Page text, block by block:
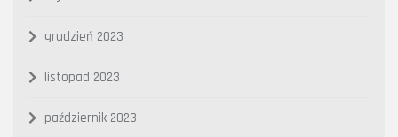
grudzień 2023
listopad 2023
październik 2023